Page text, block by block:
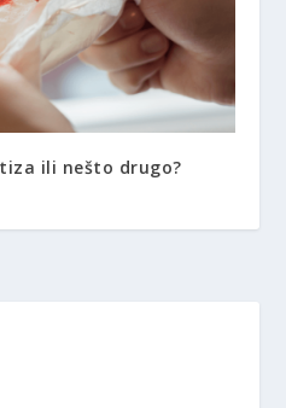
ili nešto drugo?